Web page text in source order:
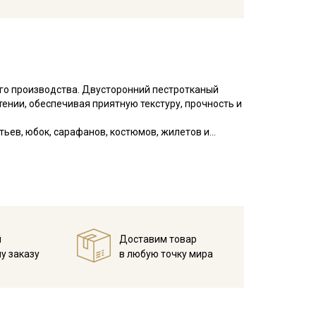
производства. Двусторонний пестротканый
обеспечивая приятную текстуру, прочность и
юбок, сарафанов, костюмов, жилетов и
прихваток.
на низких оборотах;
химических компонентов;
проветриваемом помещении, без пересушивания;
заказу
Доставим товар
в любую точку мира